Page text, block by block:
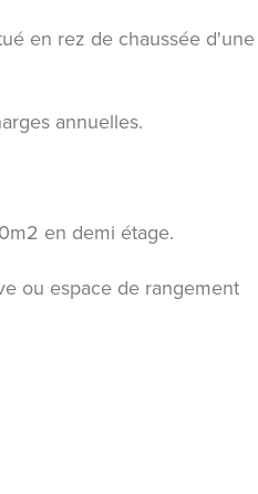
en rez de chaussée d'une
annuelles.
en demi étage.
ou espace de rangement